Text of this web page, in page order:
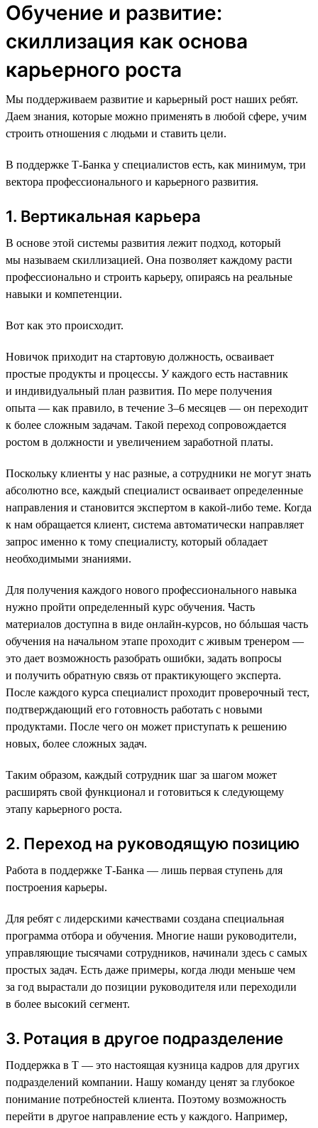
Обучение и развитие:
скиллизация как основа
карьерного роста
Мы поддерживаем развитие и карьерный рост наших ребят.
Даем знания, которые можно применять в любой сфере, учим
строить отношения с людьми и ставить цели.
В поддержке Т-Банка у специалистов есть, как минимум, три
вектора профессионального и карьерного развития.
1. Вертикальная карьера
В основе этой системы развития лежит подход, который
мы называем скиллизацией. Она позволяет каждому расти
профессионально и строить карьеру, опираясь на реальные
навыки и компетенции.
Вот как это происходит.
Новичок приходит на стартовую должность, осваивает
простые продукты и процессы. У каждого есть наставник
и индивидуальный план развития. По мере получения
опыта — как правило, в течение 3–6 месяцев — он переходит
к более сложным задачам. Такой переход сопровождается
ростом в должности и увеличением заработной платы.
Поскольку клиенты у нас разные, а сотрудники не могут знать
абсолютно все, каждый специалист осваивает определенные
направления и становится экспертом в какой-либо теме. Когда
к нам обращается клиент, система автоматически направляет
запрос именно к тому специалисту, который обладает
необходимыми знаниями.
Для получения каждого нового профессионального навыка
нужно пройти определенный курс обучения. Часть
материалов доступна в виде онлайн-курсов, но бóльшая часть
обучения на начальном этапе проходит с живым тренером —
это дает возможность разобрать ошибки, задать вопросы
и получить обратную связь от практикующего эксперта.
После каждого курса специалист проходит проверочный тест,
подтверждающий его готовность работать с новыми
продуктами. После чего он может приступать к решению
новых, более сложных задач.
Таким образом, каждый сотрудник шаг за шагом может
расширять свой функционал и готовиться к следующему
этапу карьерного роста.
2. Переход на руководящую позицию
Работа в поддержке Т-Банка — лишь первая ступень для
построения карьеры.
Для ребят с лидерскими качествами создана специальная
программа отбора и обучения. Многие наши руководители,
управляющие тысячами сотрудников, начинали здесь с самых
простых задач. Есть даже примеры, когда люди меньше чем
за год вырастали до позиции руководителя или переходили
в более высокий сегмент.
3. Ротация в другое подразделение
Поддержка в Т — это настоящая кузница кадров для других
подразделений компании. Нашу команду ценят за глубокое
понимание потребностей клиента. Поэтому возможность
перейти в другое направление есть у каждого. Например,